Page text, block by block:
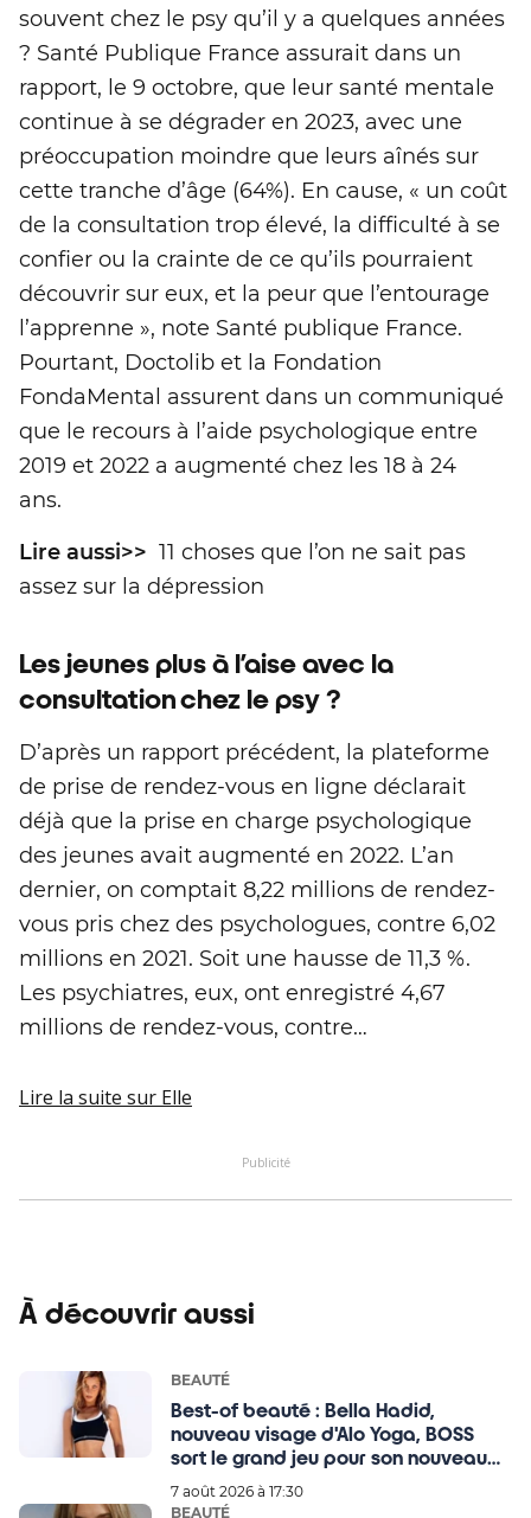
souvent chez le psy qu’il y a quelques années
? Santé Publique France assurait dans un
rapport, le 9 octobre, que leur santé mentale
continue à se dégrader en 2023, avec une
préoccupation moindre que leurs aînés sur
cette tranche d’âge (64%). En cause, « un coût
de la consultation trop élevé, la difficulté à se
confier ou la crainte de ce qu’ils pourraient
découvrir sur eux, et la peur que l’entourage
l’apprenne », note Santé publique France.
Pourtant, Doctolib et la Fondation
FondaMental assurent dans un communiqué
que le recours à l’aide psychologique entre
2019 et 2022 a augmenté chez les 18 à 24
ans.
Lire aussi>> 11 choses que l’on ne sait pas
assez sur la dépression
Les jeunes plus à l’aise avec la
consultation chez le psy ?
D’après un rapport précédent, la plateforme
de prise de rendez-vous en ligne déclarait
déjà que la prise en charge psychologique
des jeunes avait augmenté en 2022. L’an
dernier, on comptait 8,22 millions de rendez-
vous pris chez des psychologues, contre 6,02
millions en 2021. Soit une hausse de 11,3 %.
Les psychiatres, eux, ont enregistré 4,67
millions de rendez-vous, contre…
Lire la suite sur Elle
Publicité
À découvrir aussi
BEAUTÉ
Best-of beauté : Bella Hadid,
nouveau visage d'Alo Yoga, BOSS
sort le grand jeu pour son nouveau
parfum
7 août 2026 à 17:30
BEAUTÉ